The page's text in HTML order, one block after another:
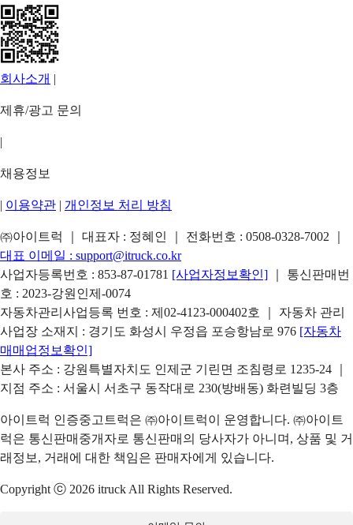
회사소개 |
제휴/광고 문의
|
채용정보
| 이용약관 | 개인정보 처리 방침
㈜아이트럭 ｜ 대표자 : 정혜인 ｜ 전화번호 : 0508-0328-7002
대표 이메일 : support@itruck.co.kr
사업자등록번호 : 853-87-01781 [사업자정보확인]
｜ 통신판매번
호 : 2023-강원인제-0074
자동차관리사업등록 번호 : 제02-4123-000402호 ｜ 자동차 관리
사업장 소재지 : 경기도 화성시 우정읍 포승항남로 976 [자동차
매매업정보확인]
본사 주소 : 강원특별자치도 인제군 기린면 조침령로 1235-24 ｜
지점 주소 : 서울시 서초구 동작대로 230(방배동) 화련빌딩 3층
아이트럭 인증중고트럭은 ㈜아이트럭이 운영합니다. ㈜아이트
럭은 통신판매중개자로 통신판매의 당사자가 아니며, 상품 및 거
래정보, 거래에 대한 책임은 판매자에게 있습니다.
Copyright ⓒ 2026 itruck All Rights Reserved.